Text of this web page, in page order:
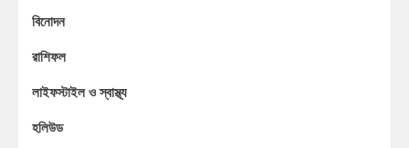
বিনোদন
রাশিফল
লাইফস্টাইল ও স্বাস্থ্য
হলিউড